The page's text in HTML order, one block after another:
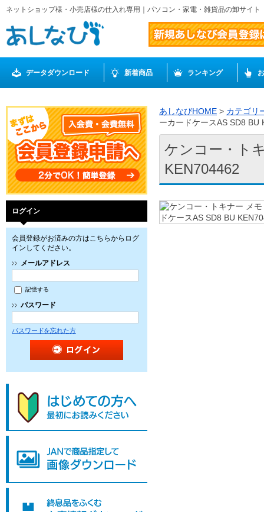
ネットショップ様・小売店様の仕入れ専用｜パソコン・家電・雑貨品の卸サイ
データダウンロード 新着商品 ランキング
ログイン
会員登録がお済みの方はこちらからログ
インしてください。
メールアドレス
記憶する
パスワード
パスワードを忘れた方
あしなびHOME > カテゴリ
ーカードケースAS SD8 BU
ケンコー・ト
KEN704462